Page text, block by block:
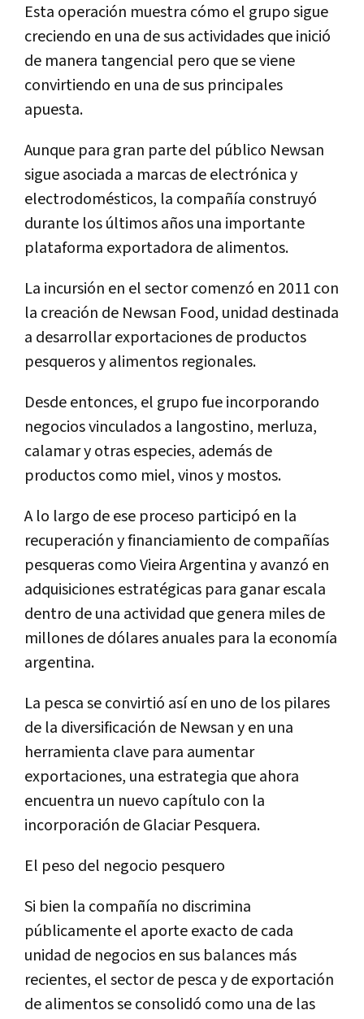
Esta operación muestra cómo el grupo sigue
creciendo en una de sus actividades que inició
de manera tangencial pero que se viene
convirtiendo en una de sus principales
apuesta.
Aunque para gran parte del público Newsan
sigue asociada a marcas de electrónica y
electrodomésticos, la compañía construyó
durante los últimos años una importante
plataforma exportadora de alimentos.
La incursión en el sector comenzó en 2011 con
la creación de Newsan Food, unidad destinada
a desarrollar exportaciones de productos
pesqueros y alimentos regionales.
Desde entonces, el grupo fue incorporando
negocios vinculados a langostino, merluza,
calamar y otras especies, además de
productos como miel, vinos y mostos.
A lo largo de ese proceso participó en la
recuperación y financiamiento de compañías
pesqueras como Vieira Argentina y avanzó en
adquisiciones estratégicas para ganar escala
dentro de una actividad que genera miles de
millones de dólares anuales para la economía
argentina.
La pesca se convirtió así en uno de los pilares
de la diversificación de Newsan y en una
herramienta clave para aumentar
exportaciones, una estrategia que ahora
encuentra un nuevo capítulo con la
incorporación de Glaciar Pesquera.
El peso del negocio pesquero
Si bien la compañía no discrimina
públicamente el aporte exacto de cada
unidad de negocios en sus balances más
recientes, el sector de pesca y de exportación
de alimentos se consolidó como una de las